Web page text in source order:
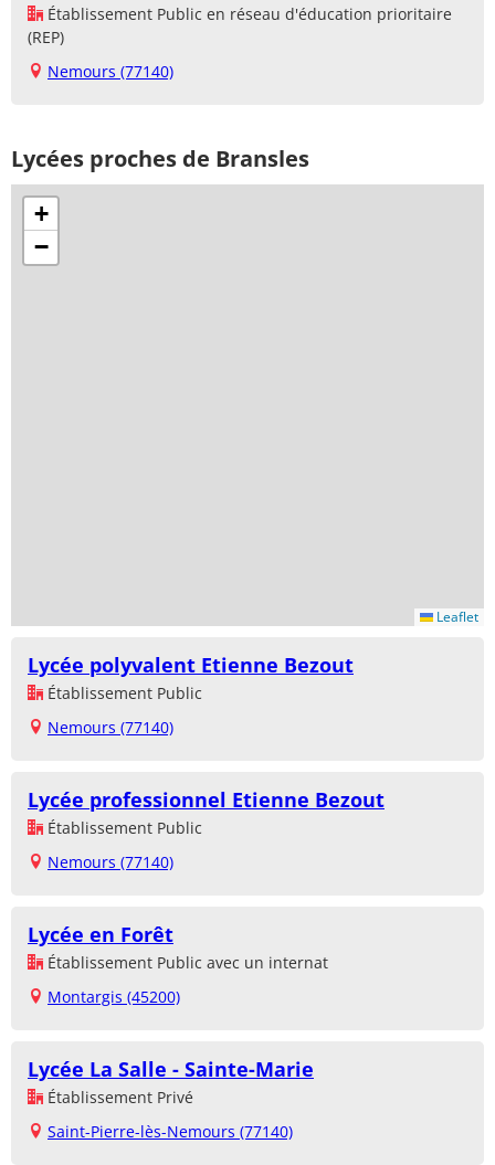
Établissement Public en réseau d'éducation prioritaire
(REP)
Nemours (77140)
Lycées proches de Bransles
+
−
Leaflet
Lycée polyvalent Etienne Bezout
Établissement Public
Nemours (77140)
Lycée professionnel Etienne Bezout
Établissement Public
Nemours (77140)
Lycée en Forêt
Établissement Public avec un internat
Montargis (45200)
Lycée La Salle - Sainte-Marie
Établissement Privé
Saint-Pierre-lès-Nemours (77140)